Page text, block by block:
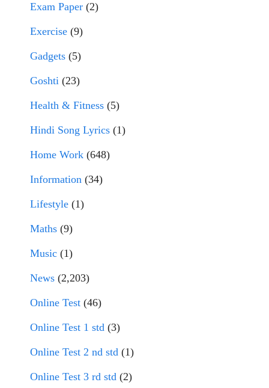
Exam Paper (2)
Exercise (9)
Gadgets (5)
Goshti (23)
Health & Fitness (5)
Hindi Song Lyrics (1)
Home Work (648)
Information (34)
Lifestyle (1)
Maths (9)
Music (1)
News (2,203)
Online Test (46)
Online Test 1 std (3)
Online Test 2 nd std (1)
Online Test 3 rd std (2)